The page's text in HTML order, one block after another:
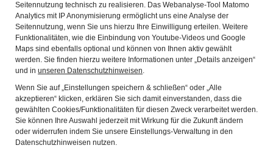
Seitennutzung technisch zu realisieren. Das Webanalyse-Tool Matomo
Analytics mit IP Anonymisierung ermöglicht uns eine Analyse der
Seitennutzung, wenn Sie uns hierzu Ihre Einwilligung erteilen. Weitere
Funktionalitäten, wie die Einbindung von Youtube-Videos und Google
Maps sind ebenfalls optional und können von Ihnen aktiv gewählt
werden. Sie finden hierzu weitere Informationen unter „Details anzeigen“
und in unseren Datenschutzhinweisen.
Wenn Sie auf „Einstellungen speichern & schließen“ oder „Alle
akzeptieren“ klicken, erklären Sie sich damit einverstanden, dass die
gewählten Cookies/Funktionalitäten für diesen Zweck verarbeitet werden.
Sie können Ihre Auswahl jederzeit mit Wirkung für die Zukunft ändern
oder widerrufen indem Sie unsere Einstellungs-Verwaltung in den
Datenschutzhinweisen nutzen.
Diese Erklärung zur Barrierefreiheit gilt für
www.byseum.de
Wir sind bemüht, unsere Website im Einklang mit
der Bayerischen E-Government-Verordnung
(BayEGovV) barrierefrei zugänglich zu machen.
Stand der Vereinbarkeit mit den
Anforderungen